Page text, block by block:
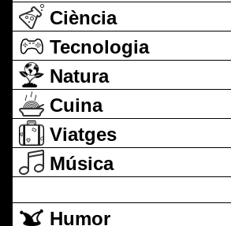
Ciència
Tecnologia
Natura
Cuina
Viatges
Música
Humor